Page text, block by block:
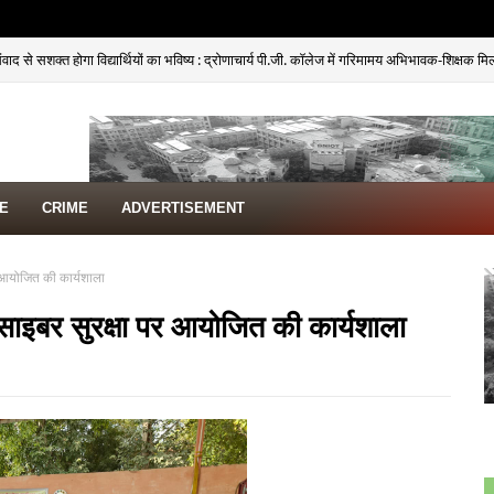
से सशक्त होगा विद्यार्थियों का भविष्य : द्रोणाचार्य पी.जी. कॉलेज में गरिमामय अभिभावक-शिक्षक
CRIME ADVERTISEMENT
की कार्यशाला
सुरक्षा पर आयोजित की कार्यशाला